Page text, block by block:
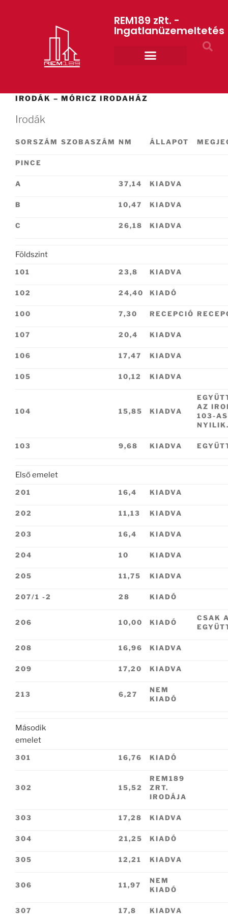
REM189 zRt. -
Ingatlanüzemeltetés
IRODÁK – MÓRICZ IRODAHÁZ
Irodák
SORSZÁM SZOBASZÁM NM ÁLLAPOT
PINCE
A 37,14 KIADVA
B 10,47 KIADVA
C 26,18 KIADVA
Földszint
101 23,8 KIADVA
102 24,40 KIADÓ
100 7,30 RECEPCIÓ
107 20,4 KIADVA
106 17,47 KIADVA
105 10,12 KIADVA
104 15,85 KIADVA
AZ
103-
103 9,68 KIADVA
Első emelet
201 16,4 KIADVA
202 11,13 KIADVA
203 16,4 KIADVA
204 10 KIADVA
205 11,75 KIADVA
207/1 -2 28 KIADÓ
206 10,00 KIADÓ
CSAK
208 16,96 KIADVA
209 17,20 KIADVA
213 6,27
NEM
KIADÓ
Második
emelet
301 16,76 KIADÓ
302 15,52
REM189
ZRT.
IRODÁJA
303 17,28 KIADVA
304 21,25 KIADÓ
305 12,21 KIADVA
306 11,97
NEM
KIADÓ
307 17,8 KIADVA